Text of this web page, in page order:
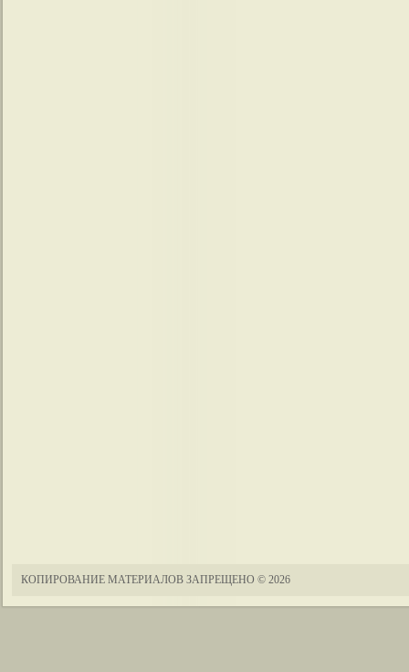
КОПИРОВАНИЕ МАТЕРИАЛОВ ЗАПРЕЩЕНО © 2026